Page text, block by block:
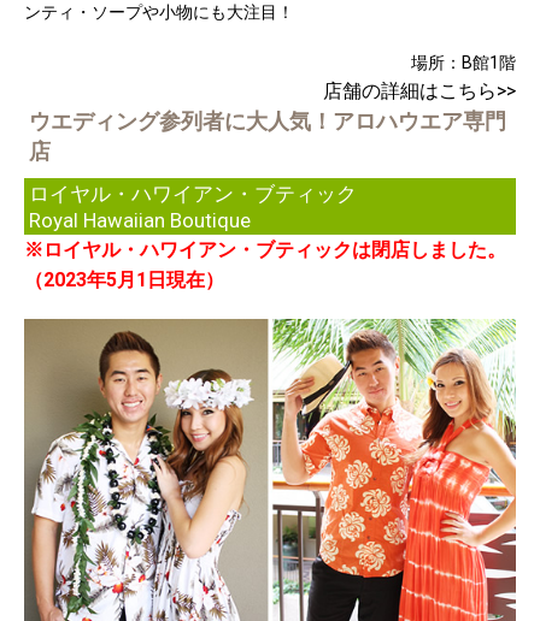
ンティ・ソープや小物にも大注目！
場所：B館1階
店舗の詳細はこちら>>
ウエディング参列者に大人気！アロハウエア専門
店
ロイヤル・ハワイアン・ブティック
Royal Hawaiian Boutique
※ロイヤル・ハワイアン・ブティックは閉店しました。
（2023年5月1日現在）